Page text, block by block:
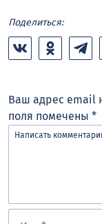
Поделиться:
Ваш адрес email
поля помечены *